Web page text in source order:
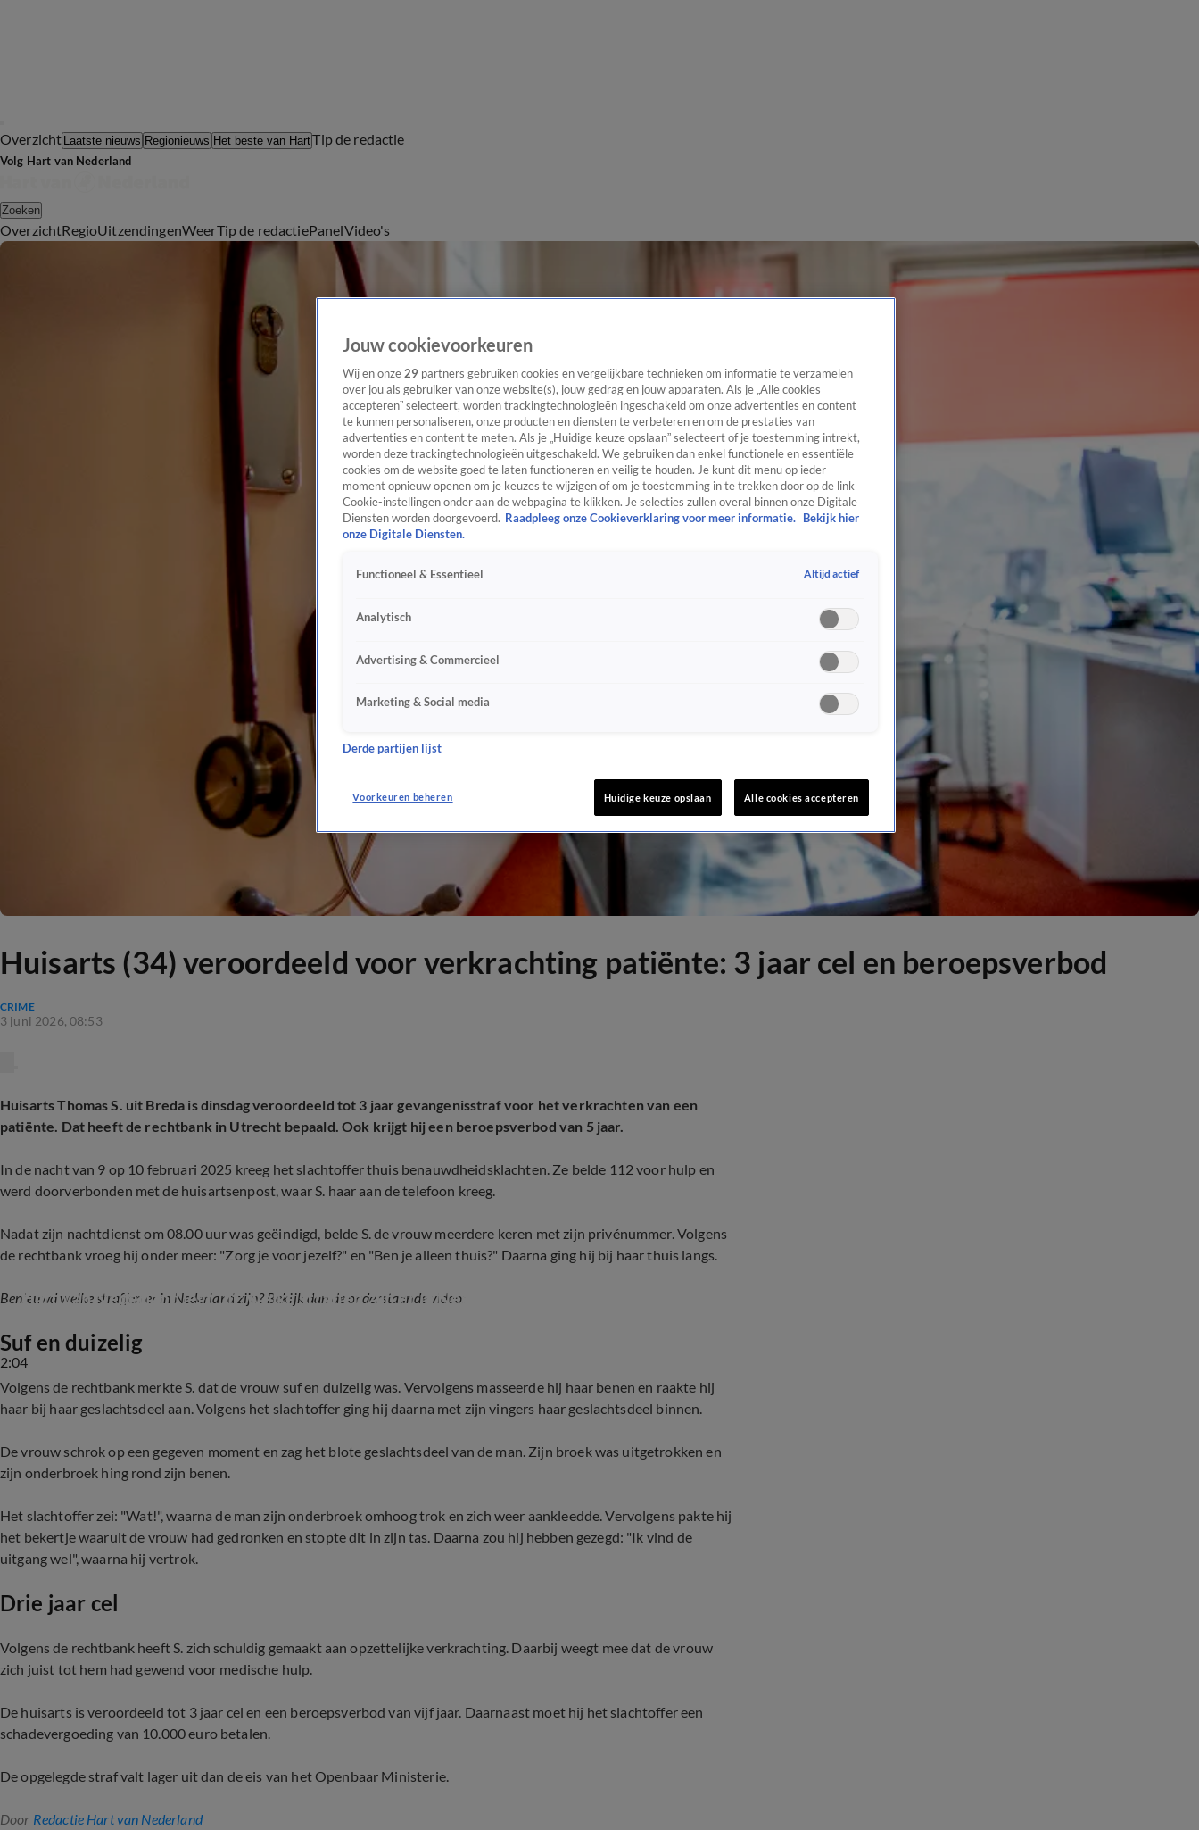
Overzicht Laatste nieuws Regionieuws Het beste van HartTip de redactie
Volg Hart van Nederland
Zoeken
OverzichtRegioUitzendingenWeerTip de redactiePanelVideo's
Huisarts (34) veroordeeld voor verkrachting patiënte: 3 jaar cel en beroepsverbod
CRIME
3 juni 2026, 08:53
Huisarts Thomas S. uit Breda is dinsdag veroordeeld tot 3 jaar gevangenisstraf voor het verkrachten van een
patiënte. Dat heeft de rechtbank in Utrecht bepaald. Ook krijgt hij een beroepsverbod van 5 jaar.
In de nacht van 9 op 10 februari 2025 kreeg het slachtoffer thuis benauwdheidsklachten. Ze belde 112 voor hulp en
werd doorverbonden met de huisartsenpost, waar S. haar aan de telefoon kreeg.
Nadat zijn nachtdienst om 08.00 uur was geëindigd, belde S. de vrouw meerdere keren met zijn privénummer. Volgens
de rechtbank vroeg hij onder meer: "Zorg je voor jezelf?" en "Ben je alleen thuis?" Daarna ging hij bij haar thuis langs.
Benieuwd welke straffen er in Nederland zijn? Bekijk dan de onderstaande video:
2:04
Hart van Nederland legt uit: welke straffen zijn er in Nederland?
Suf en duizelig
Volgens de rechtbank merkte S. dat de vrouw suf en duizelig was. Vervolgens masseerde hij haar benen en raakte hij
haar bij haar geslachtsdeel aan. Volgens het slachtoffer ging hij daarna met zijn vingers haar geslachtsdeel binnen.
De vrouw schrok op een gegeven moment en zag het blote geslachtsdeel van de man. Zijn broek was uitgetrokken en
zijn onderbroek hing rond zijn benen.
Het slachtoffer zei: "Wat!", waarna de man zijn onderbroek omhoog trok en zich weer aankleedde. Vervolgens pakte hij
het bekertje waaruit de vrouw had gedronken en stopte dit in zijn tas. Daarna zou hij hebben gezegd: "Ik vind de
uitgang wel", waarna hij vertrok.
Drie jaar cel
Volgens de rechtbank heeft S. zich schuldig gemaakt aan opzettelijke verkrachting. Daarbij weegt mee dat de vrouw
zich juist tot hem had gewend voor medische hulp.
De huisarts is veroordeeld tot 3 jaar cel en een beroepsverbod van vijf jaar. Daarnaast moet hij het slachtoffer een
schadevergoeding van 10.000 euro betalen.
De opgelegde straf valt lager uit dan de eis van het Openbaar Ministerie.
Door Redactie Hart van Nederland
Jouw cookievoorkeuren
Wij en onze 29 partners gebruiken cookies en vergelijkbare technieken om informatie te verzamelen
over jou als gebruiker van onze website(s), jouw gedrag en jouw apparaten. Als je „Alle cookies
accepteren” selecteert, worden trackingtechnologieën ingeschakeld om onze advertenties en content
te kunnen personaliseren, onze producten en diensten te verbeteren en om de prestaties van
advertenties en content te meten. Als je „Huidige keuze opslaan” selecteert of je toestemming intrekt,
worden deze trackingtechnologieën uitgeschakeld. We gebruiken dan enkel functionele en essentiële
cookies om de website goed te laten functioneren en veilig te houden. Je kunt dit menu op ieder
moment opnieuw openen om je keuzes te wijzigen of om je toestemming in te trekken door op de link
Cookie-instellingen onder aan de webpagina te klikken. Je selecties zullen overal binnen onze Digitale
Diensten worden doorgevoerd. Raadpleeg onze Cookieverklaring voor meer informatie.
Bekijk hier
onze Digitale Diensten.
Functioneel & Essentieel Altijd actief
Analytisch
Advertising & Commercieel
Marketing & Social media
Derde partijen lijst
Voorkeuren beheren Huidige keuze opslaan Alle cookies accepteren